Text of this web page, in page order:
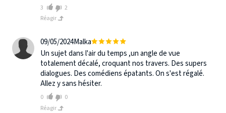
3
2
Réagir
09/05/2024Malka
Un sujet dans l'air du temps ,un angle de vue
totalement décalé, croquant nos travers. Des supers
dialogues. Des comédiens épatants. On s'est régalé.
Allez y sans hésiter.
0
0
Réagir